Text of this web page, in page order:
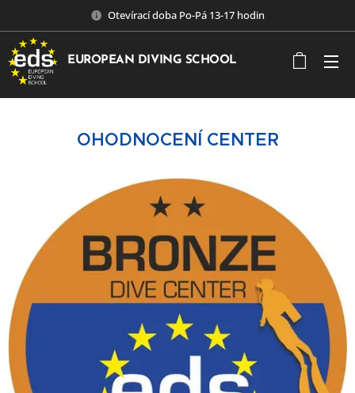
Otevírací doba Po-Pá 13-17 hodin
EUROPEAN DIVING SCHOOL
OHODNOCENÍ CENTER